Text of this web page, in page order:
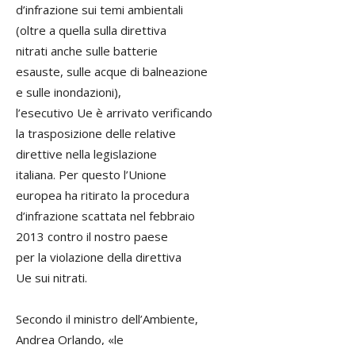
d’infrazione sui temi ambientali
(oltre a quella sulla direttiva
nitrati anche sulle batterie
esauste, sulle acque di balneazione
e sulle inondazioni),
l’esecutivo Ue è arrivato verificando
la trasposizione delle relative
direttive nella legislazione
italiana. Per questo l’Unione
europea ha ritirato la procedura
d’infrazione scattata nel febbraio
2013 contro il nostro paese
per la violazione della direttiva
Ue sui nitrati.
Secondo il ministro dell’Ambiente,
Andrea Orlando, «le